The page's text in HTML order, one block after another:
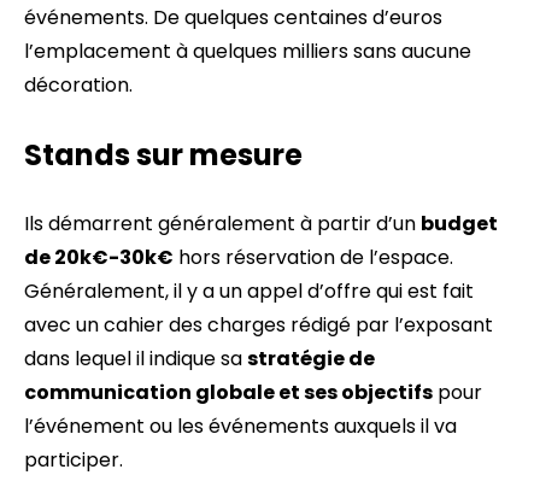
événements. De quelques centaines d’euros
l’emplacement à quelques milliers sans aucune
décoration.
Stands sur mesure
Ils démarrent généralement à partir d’un budget
de 20k€-30k€ hors réservation de l’espace.
Généralement, il y a un appel d’offre qui est fait
avec un cahier des charges rédigé par l’exposant
dans lequel il indique sastratégie de
communication globale et ses objectifs pour
l’événement ou les événements auxquels il va
participer.